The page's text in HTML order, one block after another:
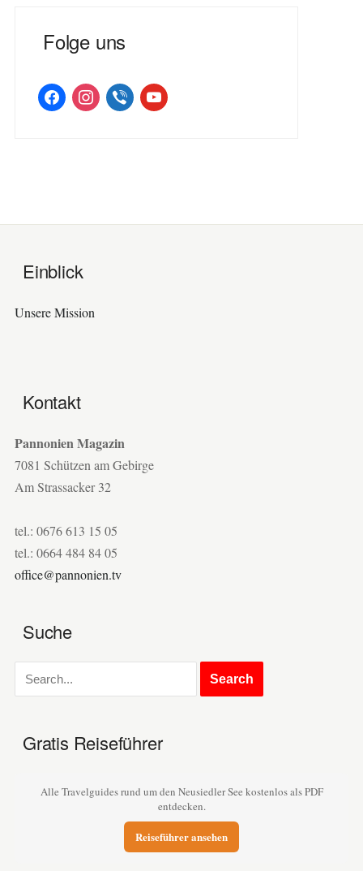
Folge uns
facebookinstagramviber youtube
Einblick
Unsere Mission
Kontakt
Pannonien Magazin
7081 Schützen am Gebirge
Am Strassacker 32
tel.: 0676 613 15 05
tel.: 0664 484 84 05
office@pannonien.tv
Suche
Gratis Reiseführer
Alle Travelguides rund um den Neusiedler See kostenlos als PDF
entdecken.
Reiseführer ansehen